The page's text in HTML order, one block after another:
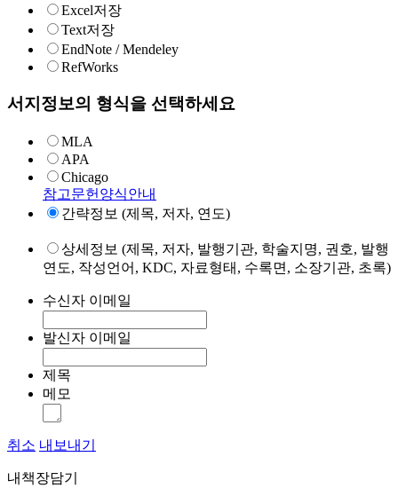
Excel저장
Text저장
EndNote / Mendeley
RefWorks
서지정보의 형식을 선택하세요
MLA
APA
Chicago
참고문헌양식안내
간략정보 (제목, 저자, 연도)
상세정보 (제목, 저자, 발행기관, 학술지명, 권호, 발행
연도, 작성언어, KDC, 자료형태, 수록면, 소장기관, 초록)
수신자 이메일
발신자 이메일
제목
메모
취소 내보내기
내책장담기